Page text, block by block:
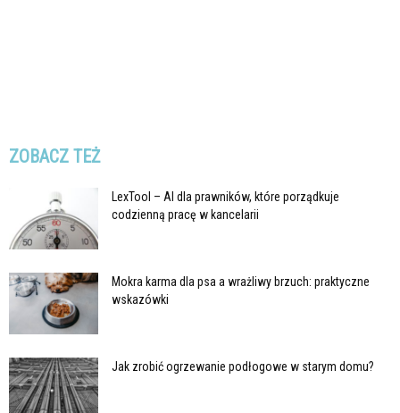
ZOBACZ TEŻ
LexTool – AI dla prawników, które porządkuje
codzienną pracę w kancelarii
Mokra karma dla psa a wrażliwy brzuch: praktyczne
wskazówki
Jak zrobić ogrzewanie podłogowe w starym domu?